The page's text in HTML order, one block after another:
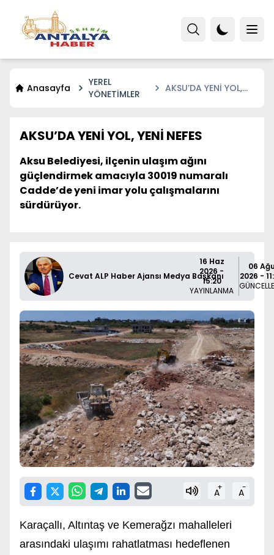
Anasayfa
YEREL
YÖNETİMLER
AKSU’DA YENİ YOL,
AKSU’DA YENİ YOL, YENİ NEFES
Aksu Belediyesi, ilçenin ulaşım ağını
güçlendirmek amacıyla 30019 numaralı
Cadde’de yeni imar yolu çalışmalarını
sürdürüyor.
Cevat ALP Haber Ajansı Medya Başkanı
16 Haz
2026 -
15:20
YAYINLANMA
06
2026 -
A+ A-
Karaçallı, Altıntaş ve Kemerağzı mahalleleri
arasındaki ulaşımı rahatlatması hedeflenen